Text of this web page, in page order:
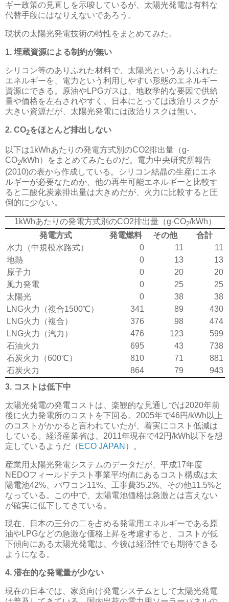
ギー政策の見直しを示唆しているが、太陽光発電は有料な
代替手段にはなりえないであろう。
現状の太陽光発電技術の特性をまとめてみた。
1. 埋蔵資源による制約が無い
シリコン等のありふれた材料で、太陽光というありふれた
エネルギーを、電力という利用しやすい形態のエネルギー
資源にできる。原油やLPGガスは、地政学的な要因で供給
量や価格を左右されやすく、日本にとっては政治リスクが
大きい資源だが、太陽光発電には政治リスクは無い。
2. CO2をほとんど排出しない
以下は1kWhあたりの発電方式別のCO2排出量（g-
CO2/kWh）をまとめてみたものだ。電力中央研究所報告
(2010)の表から作成している。シリコン結晶の生産にエネ
ルギーが必要なためか、他の再生可能エネルギーと比較す
ると二酸化炭素排出量は大きめだが、火力に比較すると圧
倒的に少ない。
1kWhあたりの発電方式別のCO2排出量（g-CO2/kWh）
発電方式
発電燃料 その他
合計
水力（中規模水路式）
0 11
11
地熱
0 13
13
原子力
0 20
20
風力発電
0 25
25
太陽光
0 38
38
LNG火力（複合1500℃）
341 89
430
LNG火力（複合）
376 98
474
LNG火力（汽力）
476 123
599
石油火力
695 43
738
石炭火力（600℃）
810 71
881
石炭火力
864 79
943
3. コストは低下中
太陽光発電の発電コストは、楽観的な見通しでは2020年前
後に火力発電所のコストを下回る。2005年で46円/kWh以上
のコストがかかると言われていたが、着実にコスト低減は
している。経済産業省は、2011年現在で42円/kWh以下を想
定しているようだ（ ECO JAPAN ）。
産業用太陽光発電システムのデータだが、平成17年度
NEDOフィールドテスト事業平均値にあるコスト構成は太
陽電池42%、パワコン11%、工事費35.2%、その他11.5%と
なっている。この中で、太陽電池価格は急激とは言えない
が確実に低下してきている。
現在、日本の三分の二を占める発電用エネルギーである原
油やLPGなどの急激な価格上昇を考慮すると、コストが低
下傾向にある太陽光発電は、今後は経済性でも期待できる
ようになる。
4. 潜在的な発電量が少ない
現在の日本では、家庭向け発電システムとして太陽光発電